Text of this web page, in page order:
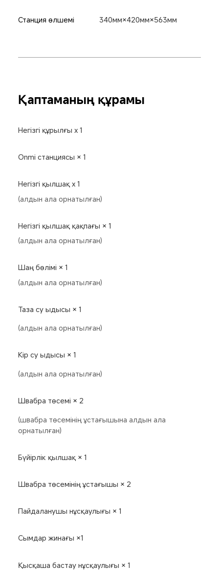
Станция өлшемі 340мм×420мм×563мм
Қаптаманың құрамы
Негізгі құрылғы x 1
Onmi станциясы × 1
Негізгі қылшақ x 1
(алдын ала орнатылған)
Негізгі қылшақ қақпағы × 1
(алдын ала орнатылған)
Шаң бөлімі × 1
(алдын ала орнатылған)
Таза су ыдысы × 1
(алдын ала орнатылған)
Кір су ыдысы × 1
(алдын ала орнатылған)
Швабра төсемі × 2
(швабра төсемінің ұстағышына алдын ала
орнатылған)
Бүйірлік қылшақ × 1
Швабра төсемінің ұстағышы × 2
Пайдаланушы нұсқаулығы × 1
Сымдар жинағы ×1
Қысқаша бастау нұсқаулығы × 1